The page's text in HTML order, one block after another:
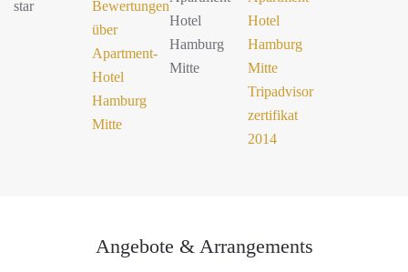
Angebote & Arrangements